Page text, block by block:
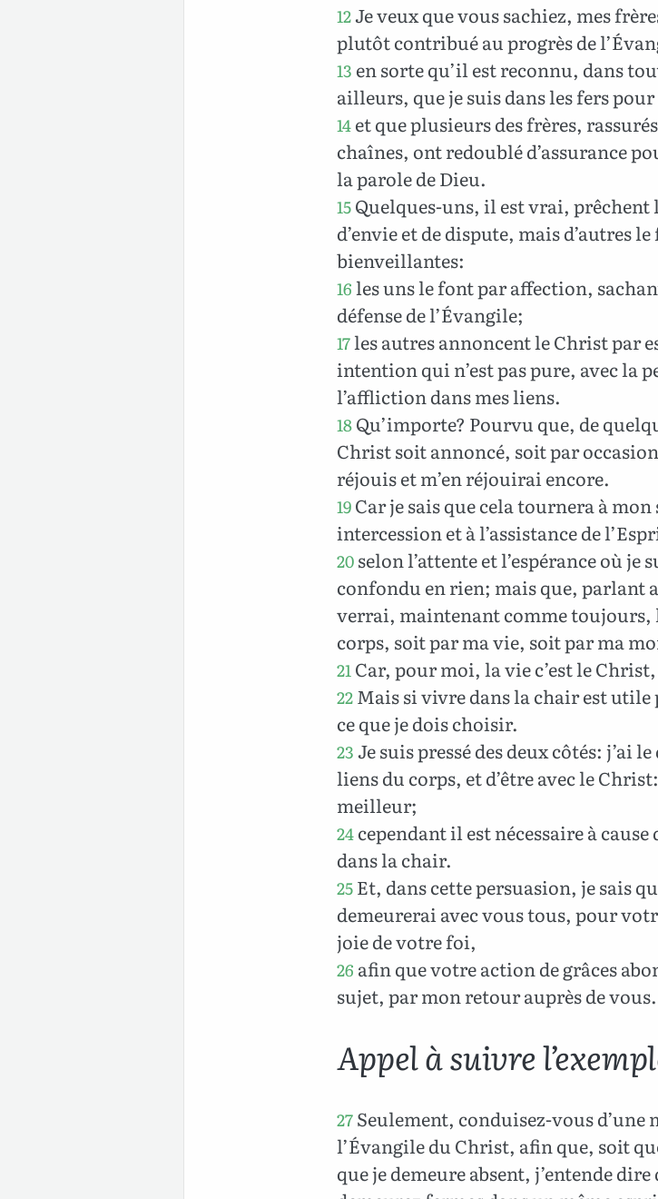
12Je veux que vous sachiez, mes
plutôt contribué au progrès de
13 en sorte qu’il est reconnu, dans
ailleurs, que je suis dans les fers
14et que plusieurs des frères,
chaînes, ont redoublé d’assurance
la parole de Dieu.
15Quelques-uns, il est vrai,
d’envie et de dispute, mais d’autres
bienveillantes:
16les uns le font par affection,
défense de l’Évangile;
17les autres annoncent le Christ par
intention qui n’est pas pure, avec la
l’affliction dans mes liens.
18Qu’importe? Pourvu que, de
Christ soit annoncé, soit par
réjouis et m’en réjouirai encore.
19Car je sais que cela tournera à
intercession et à l’assistance de
20selon l’attente et l’espérance où je
confondu en rien; mais que, parlant
verrai, maintenant comme
corps, soit par ma vie, soit par ma
21Car, pour moi, la vie c’est le
22Mais si vivre dans la chair est
ce que je dois choisir.
23 Je suis pressé des deux côtés: j’ai
liens du corps, et d’être avec le
meilleur;
24cependant il est nécessaire à
dans la chair.
25Et, dans cette persuasion, je sais
demeurerai avec vous tous, pour
joie de votre foi,
26 afin que votre action de grâces
sujet, par mon retour auprès de vous.
Appel à suivre
27Seulement, conduisez-vous d’une
l’Évangile du Christ, afin que, soit
que je demeure absent, j’entende